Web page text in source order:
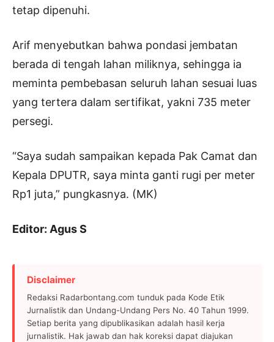
tetap dipenuhi.
Arif menyebutkan bahwa pondasi jembatan
berada di tengah lahan miliknya, sehingga ia
meminta pembebasan seluruh lahan sesuai luas
yang tertera dalam sertifikat, yakni 735 meter
persegi.
“Saya sudah sampaikan kepada Pak Camat dan
Kepala DPUTR, saya minta ganti rugi per meter
Rp1 juta,” pungkasnya. (MK)
Editor: Agus S
Disclaimer
Redaksi Radarbontang.com tunduk pada Kode Etik
Jurnalistik dan Undang-Undang Pers No. 40 Tahun 1999.
Setiap berita yang dipublikasikan adalah hasil kerja
jurnalistik. Hak jawab dan hak koreksi dapat diajukan